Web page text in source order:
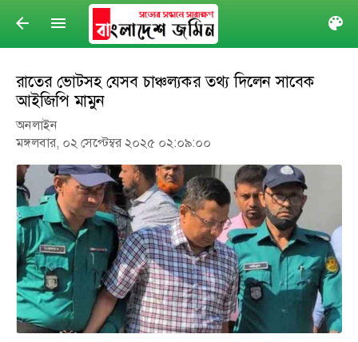
arrow_back menu
রাতের ভোটসহ যেসব চাঞ্চল্যকর তথ্য দিলেন সাবেক
আইজিপি মামুন
অনলাইন
মঙ্গলবার, ০২ সেপ্টেম্বর ২০২৫ ০২:০৯:০০